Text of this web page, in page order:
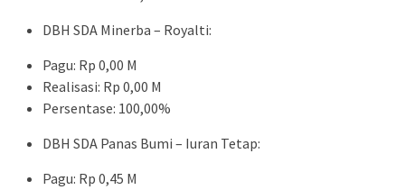
DBH SDA Minerba – Royalti:
Pagu: Rp 0,00 M
Realisasi: Rp 0,00 M
Persentase: 100,00%
DBH SDA Panas Bumi – Iuran Tetap:
Pagu: Rp 0,45 M